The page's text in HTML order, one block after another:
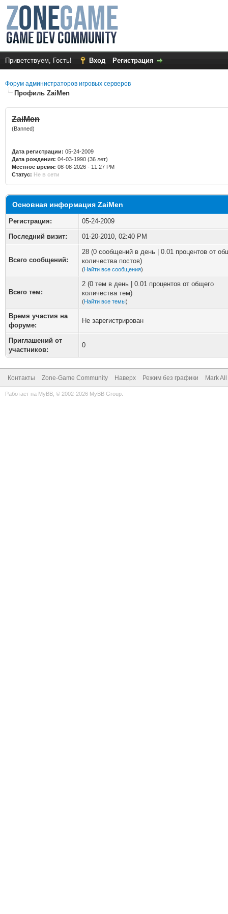
Приветствуем, Гость! Вход Регистрация
Форум администраторов игровых серверов
Профиль ZaiMen
ZaiMen
(Banned)
Дата регистрации: 05-24-2009
Дата рождения: 04-03-1990 (36 лет)
Местное время: 08-08-2026 - 11:27 PM
Статус: Не в сети
Основная информация ZaiMen
Регистрация:
05-24-2009
Последний визит:
01-20-2010, 02:40 PM
Всего сообщений:
28 (0 сообщений в день | 0.01 процентов от
количества постов)
(Найти все сообщения)
Всего тем:
2 (0 тем в день | 0.01 процентов от общего
количества тем)
(Найти все темы)
Время участия на
форуме:
Не зарегистрирован
Приглашений от
участников:
0
Контакты Zone-Game Community Наверх Режим без графики Mark
Работает на MyBB , © 2002-2026 MyBB Group